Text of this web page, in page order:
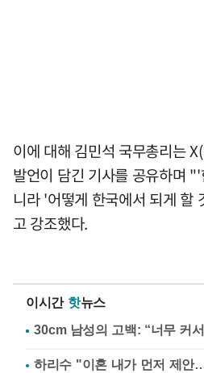
이에 대해 김민석 국무총리는
발언이 담긴 기사를 공유하며
니라 '어떻게 한국에서 되게 할
고 강조했다.
이시간 핫뉴스
하리수 "이혼 내가 먼저 제안